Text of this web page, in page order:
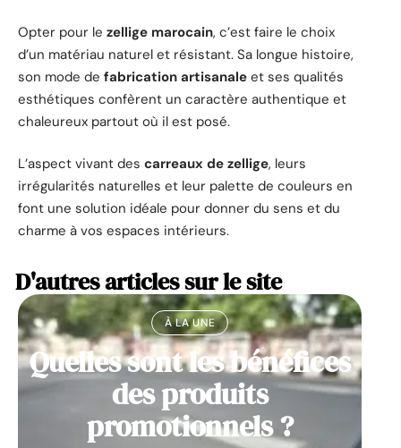
Opter pour le zellige marocain, c’est faire le choix
d’un matériau naturel et résistant. Sa longue histoire,
son mode de fabrication artisanale et ses qualités
esthétiques confèrent un caractère authentique et
chaleureux partout où il est posé.
L’aspect vivant des carreaux de zellige, leurs
irrégularités naturelles et leur palette de couleurs en
font une solution idéale pour donner du sens et du
charme à vos espaces intérieurs.
D'autres articles sur le site
À LA UNE
Quelles sont les bénéfices
des produits
promotionnels ?